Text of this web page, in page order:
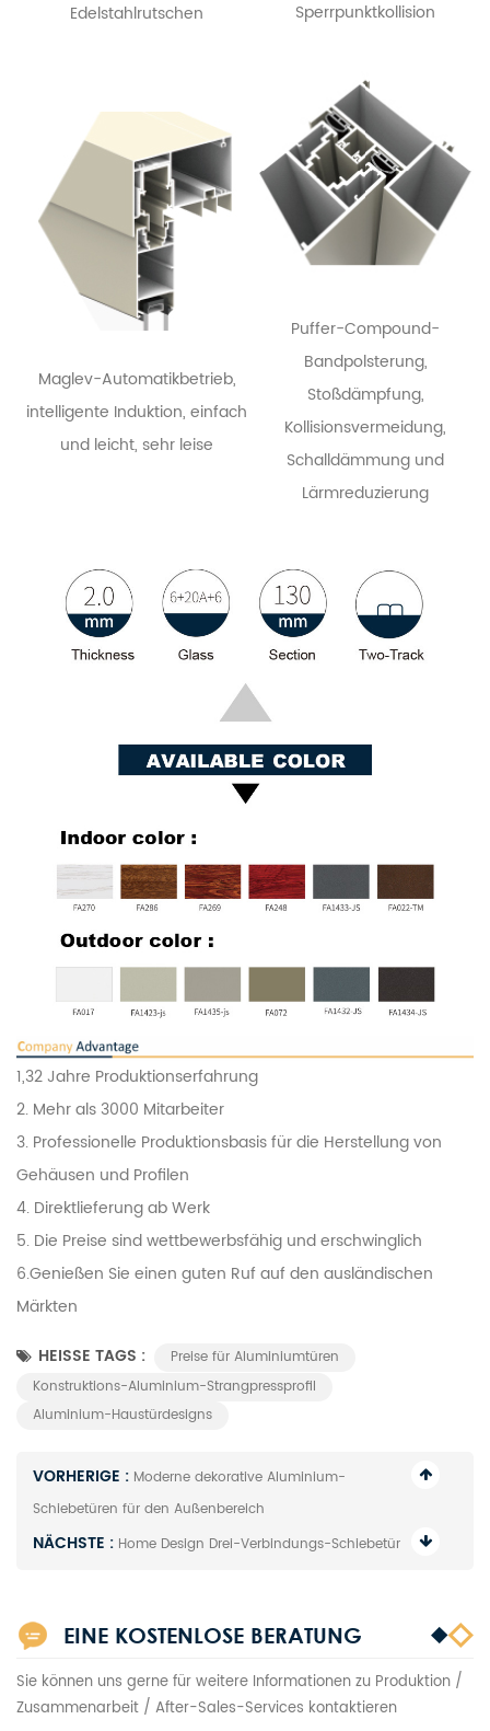
Edelstahlrutschen Sperrpunktkollision
Maglev-Automatikbetrieb,
intelligente Induktion, einfach
und leicht, sehr leise
Puffer-Compound-
Bandpolsterung,
Stoßdämpfung,
Kollisionsvermeidung,
Schalldämmung und
Lärmreduzierung
1,32 Jahre Produktionserfahrung
2. Mehr als 3000 Mitarbeiter
3. Professionelle Produktionsbasis für die Herstellung von
Gehäusen und Profilen
4. Direktlieferung ab Werk
5. Die Preise sind wettbewerbsfähig und erschwinglich
6.Genießen Sie einen guten Ruf auf den ausländischen
Märkten
HEISSE TAGS :
Preise für Aluminiumtüren
Konstruktions-Aluminium-Strangpressprofil
Aluminium-Haustürdesigns
VORHERIGE : Moderne dekorative Aluminium-
Schiebetüren für den Außenbereich
NÄCHSTE : Home Design Drei-Verbindungs-Schiebetür
EINE KOSTENLOSE BERATUNG
Sie können uns gerne für weitere Informationen zu Produktion /
Zusammenarbeit / After-Sales-Services kontaktieren